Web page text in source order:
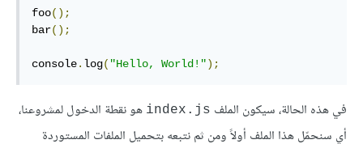
foo();
bar();
console. log( "Hello, World!");
في هذه الحالة، سيكون الملف index.js هو نقطة الدخول لمشروعنا،
أي سنحمّل هذا الملف أولاً ومن ثم نتبعه بتحميل الملفات المستوردة